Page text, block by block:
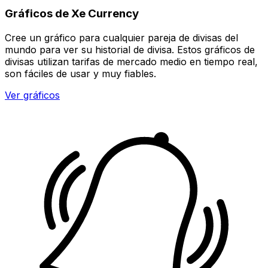
Gráficos de Xe Currency
Cree un gráfico para cualquier pareja de divisas del
mundo para ver su historial de divisa. Estos gráficos de
divisas utilizan tarifas de mercado medio en tiempo real,
son fáciles de usar y muy fiables.
Ver gráficos